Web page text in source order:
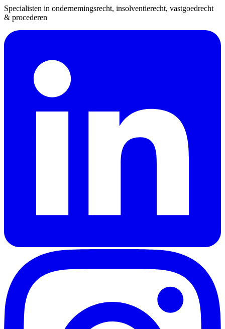
Specialisten in ondernemingsrecht, insolventierecht, vastgoedrecht
& procederen